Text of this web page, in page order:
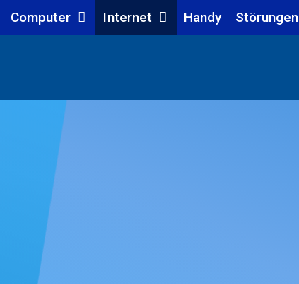
Computer Internet Handy Störungen